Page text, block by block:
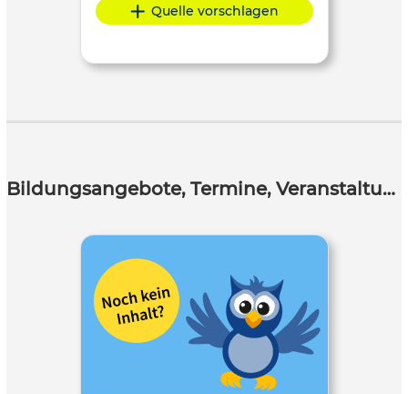
Quelle vorschlagen
Bildungsangebote, Termine, Veranstaltungen